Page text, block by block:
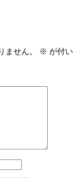
ません。 ※ が付い